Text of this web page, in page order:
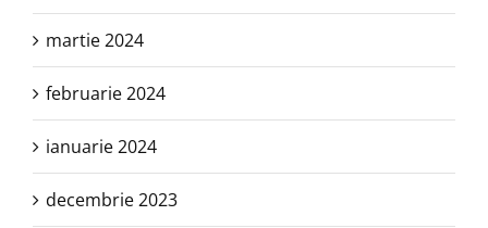
martie 2024
februarie 2024
ianuarie 2024
decembrie 2023